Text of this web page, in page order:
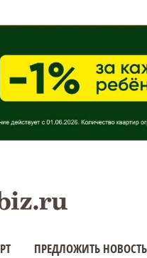
ПРЕДЛОЖИТЬ НОВОСТЬ